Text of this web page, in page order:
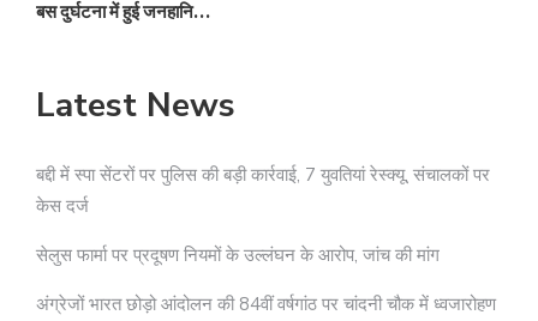
बस दुर्घटना में हुई जनहानि…
Latest News
बद्दी में स्पा सेंटरों पर पुलिस की बड़ी कार्रवाई, 7 युवतियां रेस्क्यू, संचालकों पर
केस दर्ज
सेलुस फार्मा पर प्रदूषण नियमों के उल्लंघन के आरोप, जांच की मांग
अंग्रेजों भारत छोड़ो आंदोलन की 84वीं वर्षगांठ पर चांदनी चौक में ध्वजारोहण